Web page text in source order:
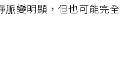
脈變明顯，但也可能完全